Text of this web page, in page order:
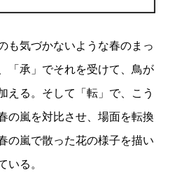
も気づかないような春のまっ
「承」でそれを受けて、鳥が
える。そして「転」で、こう
の嵐を対比させ、場面を転換
の嵐で散った花の様子を描い
いる。